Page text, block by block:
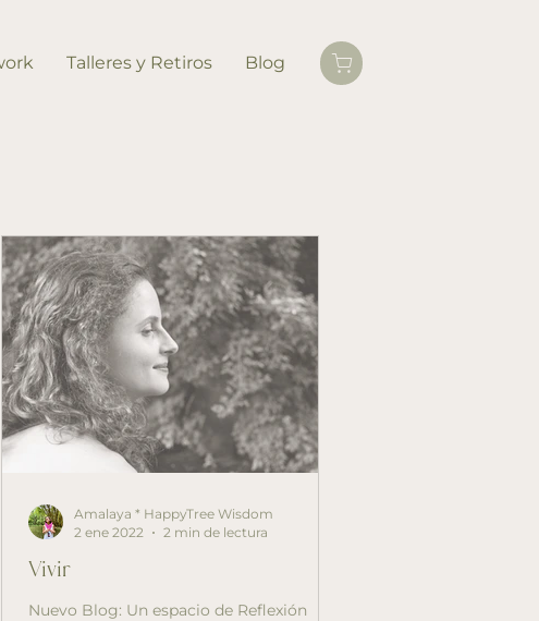
Talleres y Retiros Blog
Vivir
Nuevo Blog: Un espacio de Reflexión
Amalaya * HappyTree Wisdom
2 ene 2022
2 min de lectura